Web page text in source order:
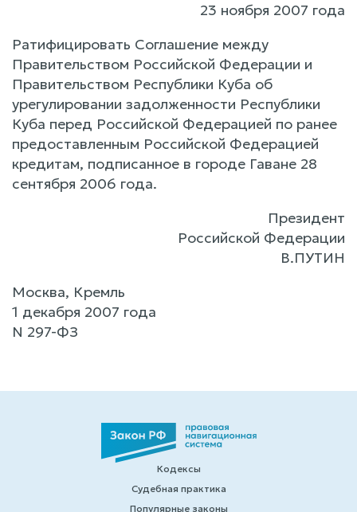
23 ноября 2007 года
Ратифицировать Соглашение между
Правительством Российской Федерации и
Правительством Республики Куба об
урегулировании задолженности Республики
Куба перед Российской Федерацией по ранее
предоставленным Российской Федерацией
кредитам, подписанное в городе Гаване 28
сентября 2006 года.
Президент
Российской Федерации
В.ПУТИН
Москва, Кремль
1 декабря 2007 года
N 297-ФЗ
Кодексы
Судебная практика
Популярные законы